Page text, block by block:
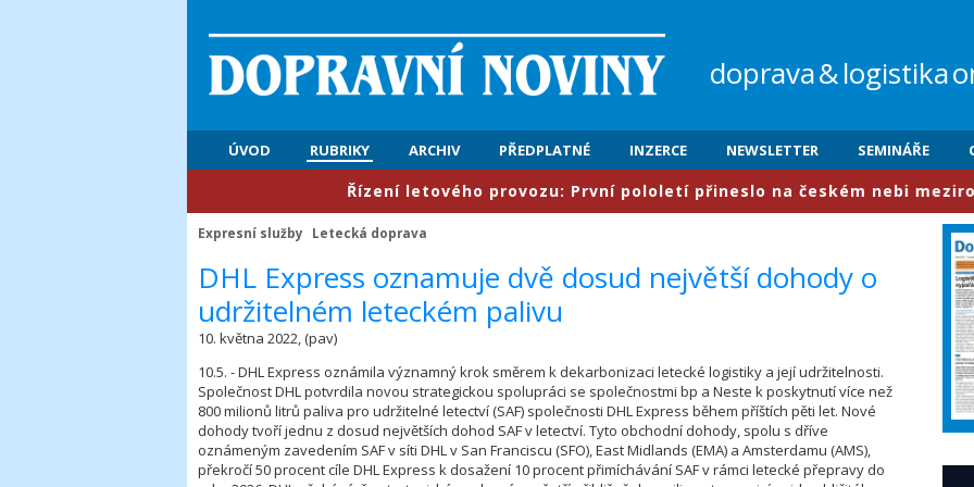
doprava&logistika
ÚVOD RUBRIKY ARCHIV PŘEDPLATNÉ INZERCE NEWSLETTER SEMINÁŘE
​Řízení letového provozu: První pololetí přineslo na českém nebi meziročně
Expresní služby Letecká doprava
DHL Express oznamuje dvě dosud největší dohody o
udržitelném leteckém palivu
10. května 2022, (pav)
10.5. - DHL Express oznámila významný krok směrem k dekarbonizaci letecké logistiky a její udržitelnosti.
Společnost DHL potvrdila novou strategickou spolupráci se společnostmi bp a Neste k poskytnutí více než
800 milionů litrů paliva pro udržitelné letectví (SAF) společnosti DHL Express během příštích pěti let. Nové
dohody tvoří jednu z dosud největších dohod SAF v letectví. Tyto obchodní dohody, spolu s dříve
oznámeným zavedením SAF v síti DHL v San Franciscu (SFO), East Midlands (EMA) a Amsterdamu (AMS),
překročí 50 procent cíle DHL Express k dosažení 10 procent přimíchávání SAF v rámci letecké přepravy do